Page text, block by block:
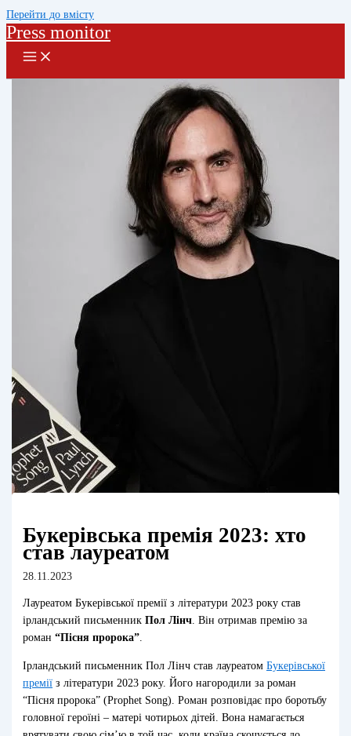
Перейти до вмісту
Press monitor
Букерівська премія 2023: хто
став лауреатом
28.11.2023
Лауреатом Букерівської премії з літератури 2023 року став
ірландський письменникПол Лінч . Він отримав премію за
роман“Пісня пророка”
Ірландський письменник Пол Лінч став лауреатомБукерівської
премії з літератури 2023 року. Його нагородили за роман
“Пісня пророка” (Prophet Song). Роман розповідає про боротьбу
головної героїні – матері чотирьох дітей. Вона намагається